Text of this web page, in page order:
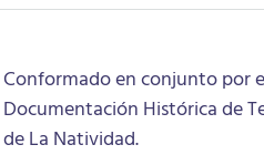
Conformado en conjunto por
Documentación Histórica de
de La Natividad.